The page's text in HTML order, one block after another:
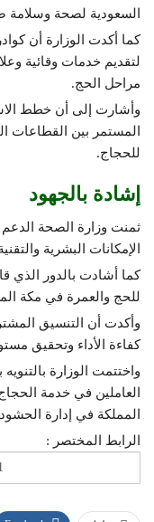
السعودية لصحة
كما أكدت الوزارة أن
لتقديم خدمات وقائية
مراحل الحج.
وأشارت إلى أن خطط
المستمر بين القطاعات
للحجاج.
إشادة بالجهود
ثمنت وزارة الصحة الدعم
الإمكانات البشرية
كما أشادت بالدور الذي
للحج والعمرة في مكة
وأكدت أن التنسيق
كفاءة الأداء وتحقيق
واختتمت الوزارة
العاملين في خدمة
المملكة في إدارة
الرابط المختصر :